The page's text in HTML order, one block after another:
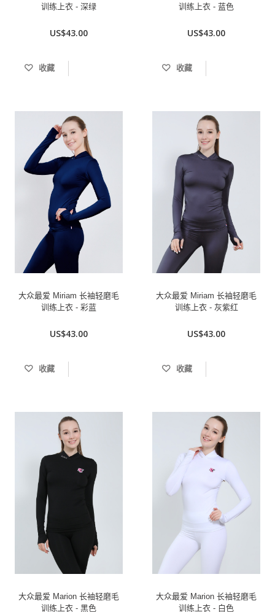
训练上衣 - 深绿
US$43.00
收藏
训练上衣 - 蓝色
US$43.00
收藏
大众最爱 Miriam 长袖轻磨毛
训练上衣 - 彩蓝
US$43.00
收藏
大众最爱 Miriam 长袖轻磨毛
训练上衣 - 灰紫红
US$43.00
收藏
大众最爱 Marion 长袖轻磨毛
训练上衣 - 黑色
大众最爱 Marion 长袖轻磨毛
训练上衣 - 白色